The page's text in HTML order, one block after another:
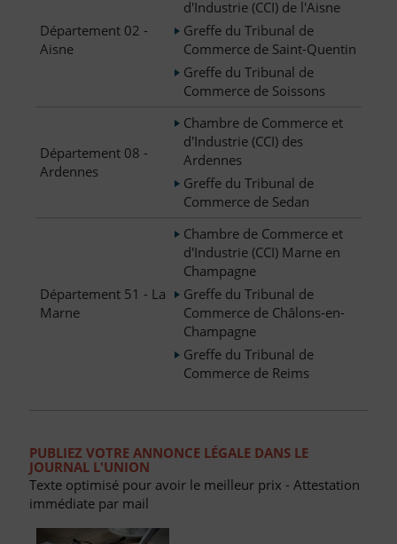
Département 02 -
Aisne
d'Industrie (CCI) de l'Aisne
Greffe du Tribunal de
Commerce de Saint-Quentin
Greffe du Tribunal de
Commerce de Soissons
Département 08 -
Ardennes
Chambre de Commerce et
d'Industrie (CCI) des
Ardennes
Greffe du Tribunal de
Commerce de Sedan
Département 51 - La
Marne
Chambre de Commerce et
d'Industrie (CCI) Marne en
Champagne
Greffe du Tribunal de
Commerce de Châlons-en-
Champagne
Greffe du Tribunal de
Commerce de Reims
PUBLIEZ VOTRE ANNONCE LÉGALE DANS LE
JOURNAL L'UNION
Texte optimisé pour avoir le meilleur prix - Attestation
immédiate par mail